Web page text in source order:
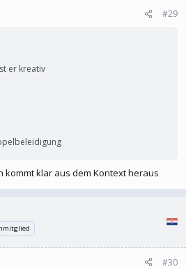
#29
er kreativ
kommt klar aus dem Kontext heraus
#30